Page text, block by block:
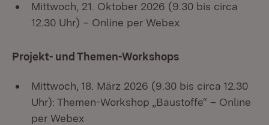
Mittwoch, 21. Oktober 2026 (9.30 bis circa
12.30 Uhr) – Online per Webex
Projekt- und Themen-Workshops
Mittwoch, 18. März 2026 (9.30 bis circa 12.30
Uhr): Themen-Workshop „Baustoffe“ – Online
per Webex